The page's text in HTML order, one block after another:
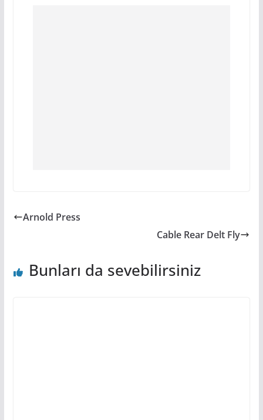
Arnold Press
Cable Rear Delt Fly
Bunları da sevebilirsiniz